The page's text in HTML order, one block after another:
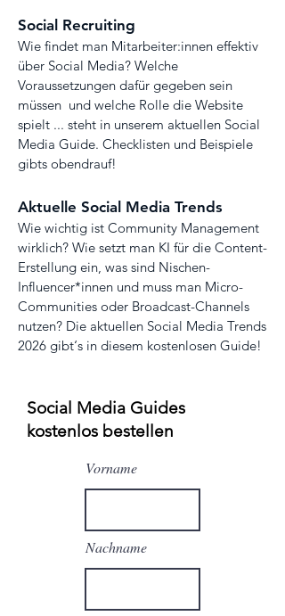
Social Recruiting
Wie findet man Mitarbeiter:innen effektiv
über Social Media? Welche
Voraussetzungen dafür gegeben sein
müssen und welche Rolle die Website
spielt ... steht in unserem aktuellen Social
Media Guide. Checklisten und Beispiele
gibts obendrauf!
Aktuelle Social Media Trends
Wie wichtig ist Community Management
wirklich? Wie setzt man KI für die Content-
Erstellung ein, was sind Nischen-
Influencer*innen und muss man Micro-
Communities oder Broadcast-Channels
nutzen? Die aktuellen Social Media Trends
2026 gibt‘s in diesem kostenlosen Guide!
Social Media Guides
kostenlos bestellen
Vorname
Nachname